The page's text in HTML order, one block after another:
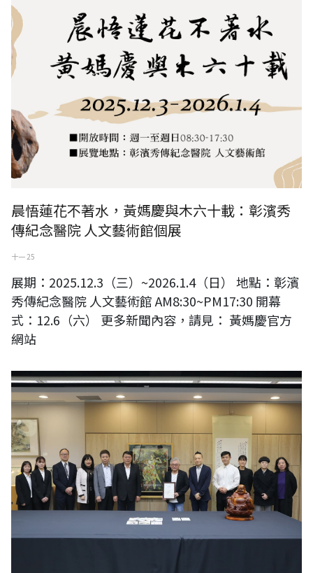
晨悟蓮花不著水，黃媽慶與木六十載：彰濱秀
傳紀念醫院 人文藝術館個展
十一 25
展期：2025.12.3（三）~2026.1.4（日） 地點：彰濱
秀傳紀念醫院 人文藝術館 AM8:30~PM17:30 開幕
式：12.6（六） 更多新聞內容，請見： 黃媽慶官方
網站